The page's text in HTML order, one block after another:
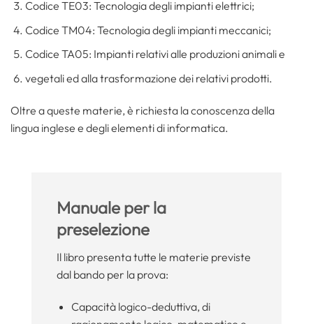
Codice TE03: Tecnologia degli impianti elettrici;
Codice TM04: Tecnologia degli impianti meccanici;
Codice TA05: Impianti relativi alle produzioni animali e
vegetali ed alla trasformazione dei relativi prodotti.
Oltre a queste materie, è richiesta la conoscenza della
lingua inglese e degli elementi di informatica.
Manuale per la
preselezione
Il libro presenta tutte le materie previste
dal bando per la prova:
Capacità logico-deduttiva, di